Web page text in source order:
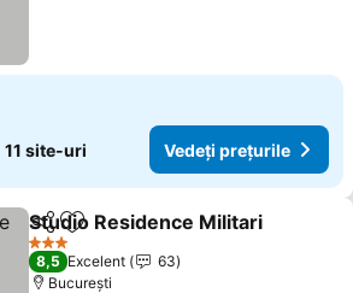
11 site-uri Vedeți prețurile
DistribuițiAdăugaţi la favorite
Studio Residence Militari
3 Stele
8,5 Excelent
63
București